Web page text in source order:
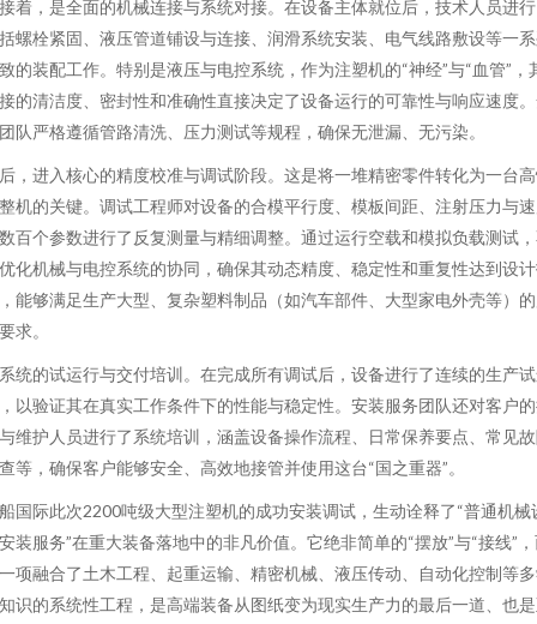
着，是全面的机械连接与系统对接。在设备主体就位后，技术人员进
螺栓紧固、液压管道铺设与连接、润滑系统安装、电气线路敷设等一
的装配工作。特别是液压与电控系统，作为注塑机的“神经”与“血管”，
的清洁度、密封性和准确性直接决定了设备运行的可靠性与响应速度
队严格遵循管路清洗、压力测试等规程，确保无泄漏、无污染。
，进入核心的精度校准与调试阶段。这是将一堆精密零件转化为一台
机的关键。调试工程师对设备的合模平行度、模板间距、注射压力与
百个参数进行了反复测量与精细调整。通过运行空载和模拟负载测试
化机械与电控系统的协同，确保其动态精度、稳定性和重复性达到设
能够满足生产大型、复杂塑料制品（如汽车部件、大型家电外壳等）
求。
统的试运行与交付培训。在完成所有调试后，设备进行了连续的生产
以验证其在真实工作条件下的性能与稳定性。安装服务团队还对客户
维护人员进行了系统培训，涵盖设备操作流程、日常保养要点、常见
等，确保客户能够安全、高效地接管并使用这台“国之重器”。
国际此次2200吨级大型注塑机的成功安装调试，生动诠释了“普通机械
装服务”在重大装备落地中的非凡价值。它绝非简单的“摆放”与“接线”
项融合了土木工程、起重运输、精密机械、液压传动、自动化控制等
识的系统性工程，是高端装备从图纸变为现实生产力的最后一道、也